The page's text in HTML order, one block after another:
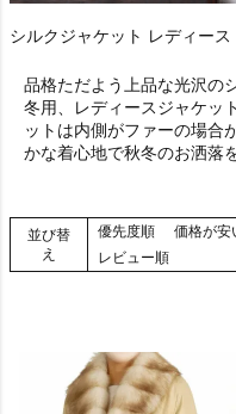
シルクジャケット レディース
品格ただよう上品な光沢の
冬用、レディースジャケッ
ットは内側がファーの場合
かな着心地で秋冬のお洒落
並び替
え
優先度順 価格が安
レビュー順